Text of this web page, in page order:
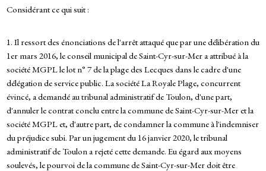
Considérant ce qui suit :
1. Il ressort des énonciations de l'arrêt attaqué que par une délibération du
1er mars 2016, le conseil municipal de Saint-Cyr-sur-Mer a attribué à la
société MGPL le lot n° 7 de la plage des Lecques dans le cadre d'une
délégation de service public. La société La Royale Plage, concurrent
évincé, a demandé au tribunal administratif de Toulon, d'une part,
d'annuler le contrat conclu entre la commune de Saint-Cyr-sur-Mer et la
société MGPL et, d'autre part, de condamner la commune à l'indemniser
du préjudice subi. Par un jugement du 16 janvier 2020, le tribunal
administratif de Toulon a rejeté cette demande. Eu égard aux moyens
soulevés, le pourvoi de la commune de Saint-Cyr-sur-Mer doit être